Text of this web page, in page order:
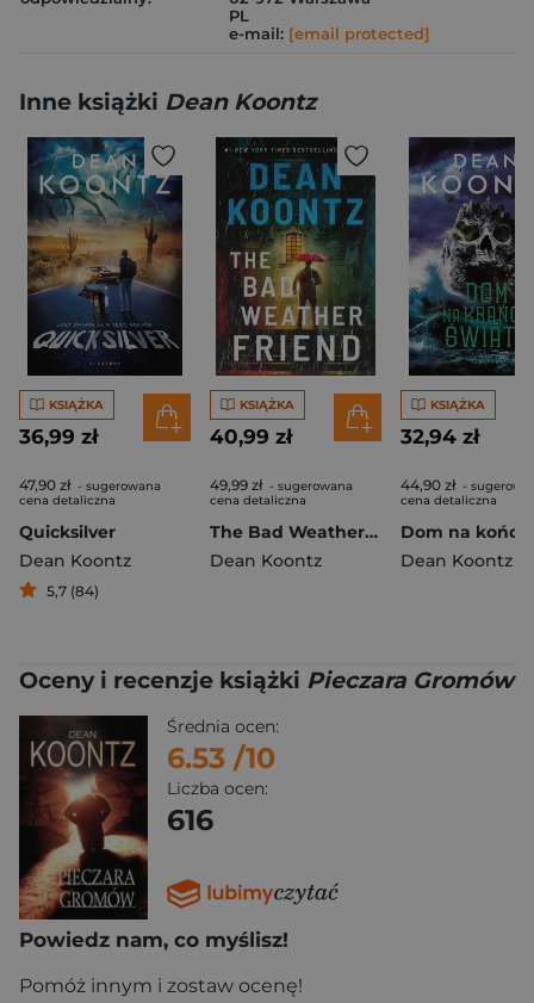
PL
e-mail: [email protected]
Inne książki Dean Koontz
KSIĄŻKA
36,99 zł
47,90 zł - sugerowana
cena detaliczna
Quicksilver
Dean Koontz
5,7 (84)
KSIĄŻKA
40,99 zł
49,99 zł - sugerowana
cena detaliczna
The Bad Weather Friend wer. angielska
Dean Koontz
KSIĄŻKA
32,94 zł
44,90 zł -
cena detaliczna
Dean Koontz
Oceny i recenzje książki Pieczara Gromów
Średnia ocen:
6.53 /10
Liczba ocen:
616
Powiedz nam, co myślisz!
Pomóż innym i zostaw ocenę!